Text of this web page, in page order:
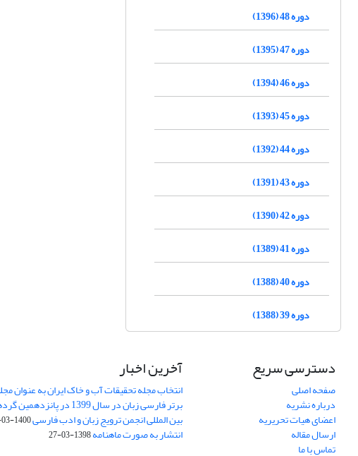
دوره 48 (1396)
دوره 47 (1395)
دوره 46 (1394)
دوره 45 (1393)
دوره 44 (1392)
دوره 43 (1391)
دوره 42 (1390)
دوره 41 (1389)
دوره 40 (1388)
دوره 39 (1388)
دسترسی سریع
صفحه اصلی
درباره نشریه
اعضای هیات تحریریه
ارسال مقاله
تماس با ما
آخرین اخبار
انتخاب مجله تحقیقات آب و خاک ایران به عنوان
برتر فارسی زبان در سال 1399 در
بین المللی انجمن ترویج زبان و ادب فارسی1400-03-17
انتشار به صورت ماهنامه1398-03-27